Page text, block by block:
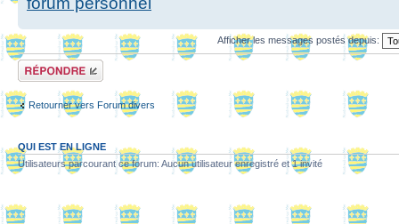
Afficher les messages postés depuis:
Répondre
Retourner vers Forum divers
QUI EST EN LIGNE
Utilisateurs parcourant ce forum: Aucun utilisateur enregistré et 1 invité